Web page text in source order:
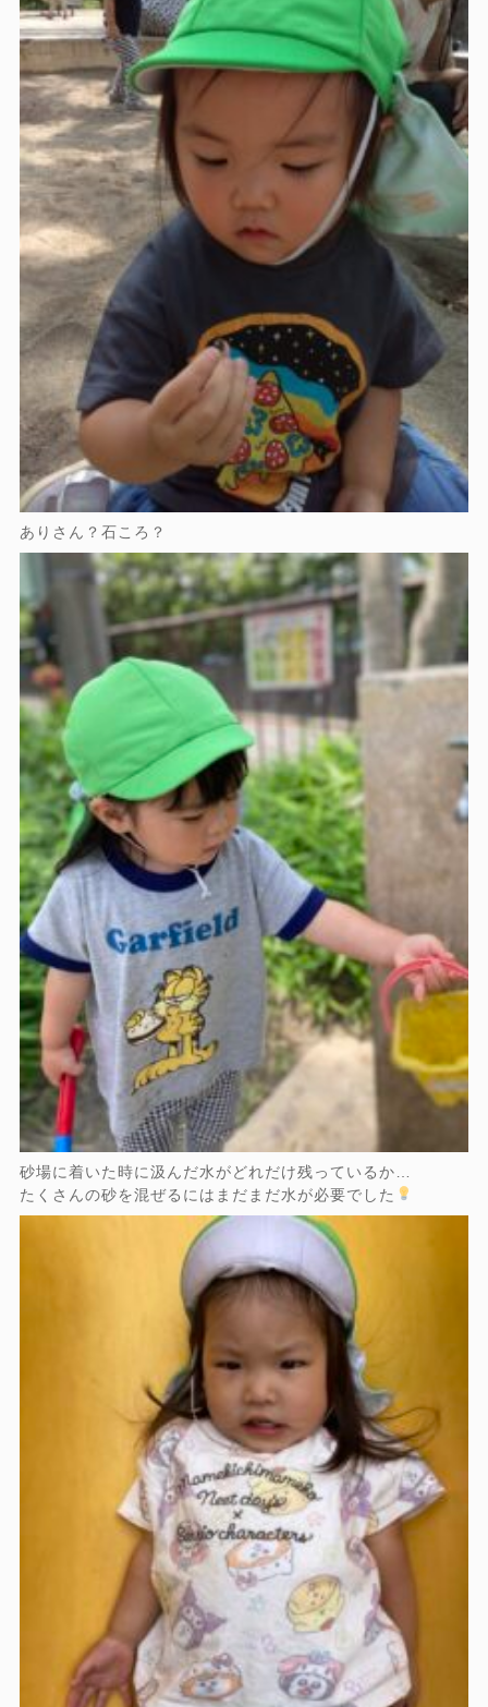
ありさん？石ころ？
砂場に着いた時に汲んだ水がどれだけ残っているか…
たくさんの砂を混ぜるにはまだまだ水が必要でした